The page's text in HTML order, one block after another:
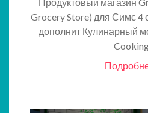
Grocery Store) для Симс 4
дополнит Кулинарный